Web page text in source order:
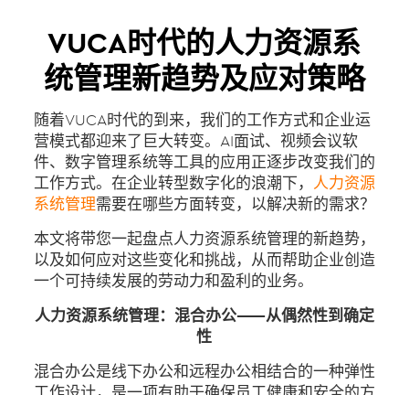
VUCA时代的人力资源系
统管理新趋势及应对策略
随着VUCA时代的到来，我们的工作方式和企业运
营模式都迎来了巨大转变。AI面试、视频会议软
件、数字管理系统等工具的应用正逐步改变我们的
工作方式。在企业转型数字化的浪潮下， 人力资源
系统管理需要在哪些方面转变，以解决新的需求？
本文将带您一起盘点人力资源系统管理的新趋势，
以及如何应对这些变化和挑战，从而帮助企业创造
一个可持续发展的劳动力和盈利的业务。
人力资源系统管理：混合办公——从偶然性到确定
性
混合办公是线下办公和远程办公相结合的一种弹性